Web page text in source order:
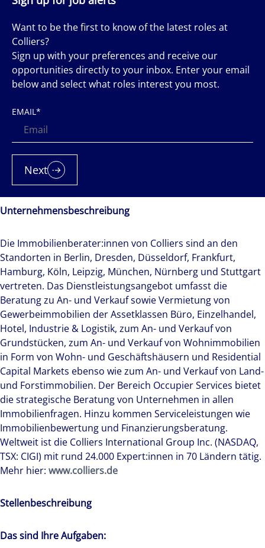
Unternehmensbeschreibung
Die Immobilienberater:innen von Colliers sind an den
Standorten in Berlin, Dresden, Düsseldorf, Frankfurt,
Hamburg, Köln, Leipzig, München, Nürnberg und Stuttgart
vertreten. Das Dienstleistungsangebot umfasst die
Beratung zu An- und Verkauf sowie Vermietung von
Gewerbeimmobilien der Assetklassen Büro, Einzelhandel,
Hotel, Industrie & Logistik, zum An- und Verkauf von
Grundstücken, zum An- und Verkauf von Wohnimmobilien
in Form von Wohn- und Geschäftshäusern und Residential
Capital Markets ebenso wie zum An- und Verkauf von Land-
und Forstimmobilien. Der Bereich Occupier Services bietet
die strategische Beratung von Unternehmen in allen
Immobilienfragen. Hinzu kommen Serviceleistungen wie
Immobilienbewertung und Finanzierungsberatung.
Weltweit ist die Colliers International Group Inc. (NASDAQ,
TSX: CIGI) mit rund 24.000 Expert:innen in 70 Ländern tätig.
Mehr hier: www.colliers.de
Stellenbeschreibung
Das sind Ihre Aufgaben:
Want to be the first to know of the latest roles at
Colliers?
Sign up with your preferences and receive our
opportunities directly to your inbox. Enter your email
below and select what roles interest you most.
EMAIL*
Next